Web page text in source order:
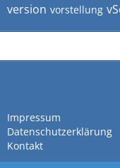
version vorstellung
Impressum
Datenschutzerklärung
Kontakt